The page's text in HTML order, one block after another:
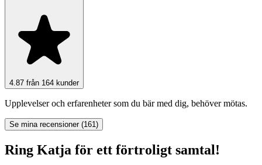
4.87 från 164 kunder
Upplevelser och erfarenheter som du bär med dig, behöver mötas.
Se mina recensioner (161)
Ring Katja för ett förtroligt samtal!